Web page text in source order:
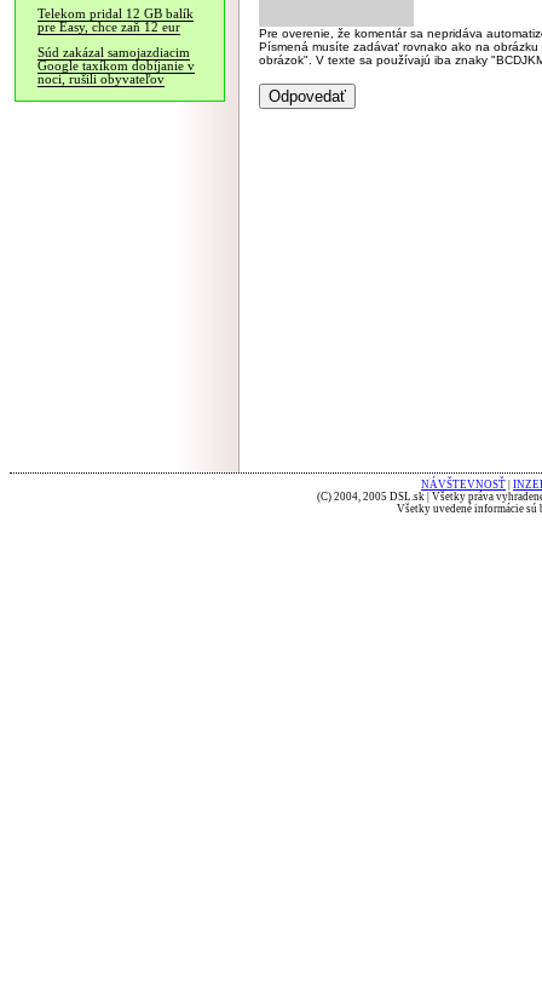
Telekom pridal 12 GB balík
pre Easy, chce zaň 12 eur
Súd zakázal samojazdiacim
Google taxíkom dobíjanie v
noci, rušili obyvateľov
Pre overenie, že komentár sa nepridáva
Písmená musíte zadávať rovnako ako na
obrázok". V texte sa používajú iba znaky
NÁVŠTEVNOSŤ
(C) 2004, 2005 DSL.sk | Všetky práva
Všetky uvedené informácie sú